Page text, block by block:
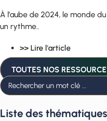
À l’aube de 2024, le monde
un rythme..
>> Lire l'article
TOUTES NOS
Liste des thématiques